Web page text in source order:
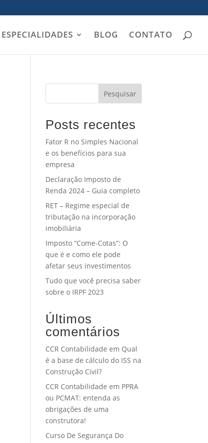
ESPECIALIDADES BLOG CONTATO
Pesquisar
Posts recentes
Fator R no Simples Nacional
e os benefícios para sua
empresa
Declaração Imposto de
Renda 2024 – Guia completo
RET – Regime especial de
tributação na incorporação
imobiliária
Imposto “Come-Cotas”: O
que é e como ele pode
afetar seus investimentos
Tudo que você precisa saber
sobre o IRPF 2023
Últimos
comentários
CCR Contabilidade em Qual
é a base de cálculo do ISS na
Construção Civil?
CCR Contabilidade em PPRA
ou PCMAT: entenda as
obrigações de uma
construtora!
Curso De Segurança Do